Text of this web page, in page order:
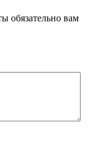
обязательно вам